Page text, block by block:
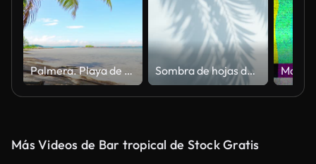
Palmera. Playa de Luxuty. Viaje. día festivo Sombra de hojas de palmera en una pared vacía
Más Videos de Bar tropical de Stock Gratis